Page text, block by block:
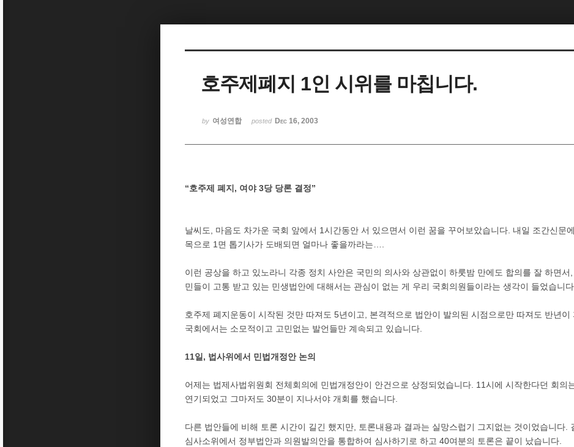
호주제폐지 1인 시위를 마칩니다.
by 여성연합 posted Dec 16, 2003
“호주제 폐지, 여야 3당 당론 결정”
날씨도, 마음도 차가운 국회 앞에서 1시간동안 서 있으면서 이런 꿈을 꾸어보았습니다. 내일 조간신문
목으로 1면 톱기사가 도배되면 얼마나 좋을까라는….
이런 공상을 하고 있노라니 각종 정치 사안은 국민의 의사와 상관없이 하룻밤 만에도 합의를 잘 하면서
민들이 고통 받고 있는 민생법안에 대해서는 관심이 없는 게 우리 국회의원들이라는 생각이 들었습니다.
호주제 폐지운동이 시작된 것만 따져도 5년이고, 본격적으로 법안이 발의된 시점으로만 따져도 반년이
국회에서는 소모적이고 고민없는 발언들만 계속되고 있습니다.
11일, 법사위에서 민법개정안 논의
어제는 법제사법위원회 전체회의에 민법개정안이 안건으로 상정되었습니다. 11시에 시작한다던 회의
연기되었고 그마저도 30분이 지나서야 개회를 했습니다.
다른 법안들에 비해 토론 시간이 길긴 했지만, 토론내용과 결과는 실망스럽기 그지없는 것이었습니다.
심사소위에서 정부법안과 의원발의안을 통합하여 심사하기로 하고 40여분의 토론은 끝이 났습니다.
Sketchbook5, 스케치북5
Sketchbook5, 스케치북5